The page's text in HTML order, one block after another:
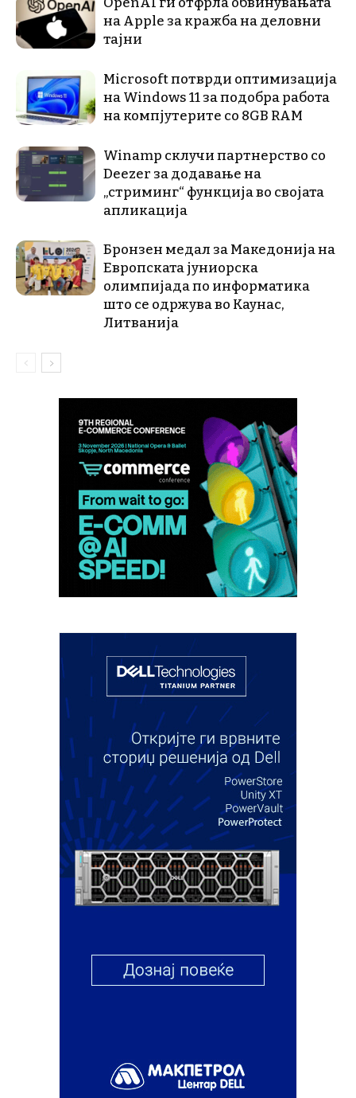
на Apple за кражба на деловни
тајни
Microsoft потврди оптимизација
на Windows 11 за подобра работа
на компјутерите со 8GB RAM
Winamp склучи партнерство со
Deezer за додавање на
„стриминг“ функција во својата
апликација
Бронзен медал за Македонија на
Европската јуниорска
олимпијада по информатика
што се одржува во Каунас,
Литванија